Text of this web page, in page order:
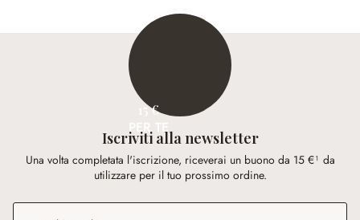
15 €
PER TE
Iscriviti alla newsletter
Una volta completata l'iscrizione, riceverai un buono da 15 €¹ da
utilizzare per il tuo prossimo ordine.
Indirizzo e-mail